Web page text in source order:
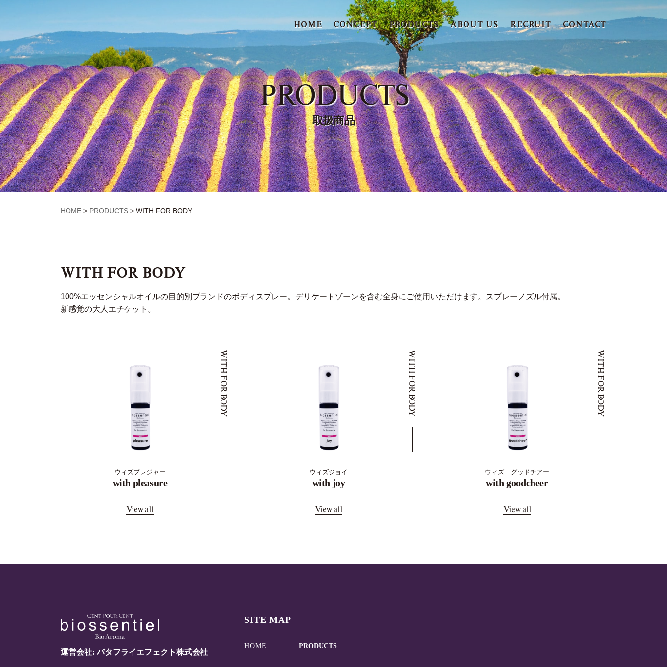
HOME CONCEPT PRODUCTS ABOUT US RECRUIT CONTACT
PRODUCTS
取扱商品
HOME > PRODUCTS > WITH FOR BODY
WITH FOR BODY
100%エッセンシャルオイルの目的別ブランドのボディスプレー。デリケートゾーンを含む全身にご使用いただけます。スプレーノズル付属。
新感覚の大人エチケット。
ウィズプレジャー
with pleasure
View all
WITH FOR BODY
ウィズジョイ
with joy
View all
WITH FOR BODY
ウィズ グッドチアー
with goodcheer
View all
WITH FOR BODY
運営会社: バタフライエフェクト株式会社
SITE MAP
HOME PRODUCTS